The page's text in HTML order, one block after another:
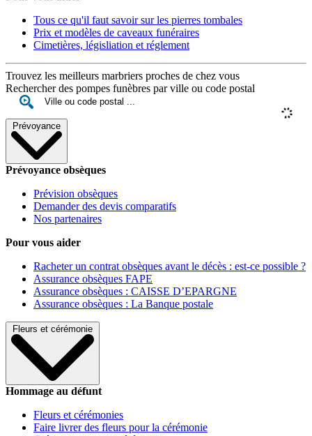
Tous ce qu'il faut savoir sur les pierres tombales
Prix et modèles de caveaux funéraires
Cimetières, législiation et réglement
Trouvez les meilleurs marbriers proches de chez vous
Rechercher des pompes funèbres par ville ou code postal
Prévoyance
Prévoyance obsèques
Prévision obsèques
Demander des devis comparatifs
Nos partenaires
Pour vous aider
Racheter un contrat obsèques avant le décès : est-ce possible ?
Assurance obsèques FAPE
Assurance obsèques : CAISSE D’EPARGNE
Assurance obsèques : La Banque postale
Fleurs et cérémonie
Hommage au défunt
Fleurs et cérémonies
Faire livrer des fleurs pour la cérémonie